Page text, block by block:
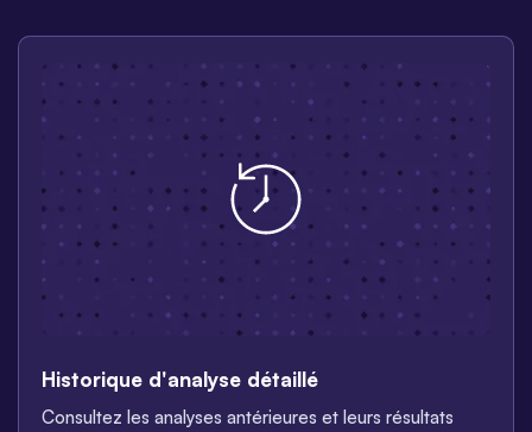
Historique d'analyse détaillé
Consultez les analyses antérieures et leurs résultats